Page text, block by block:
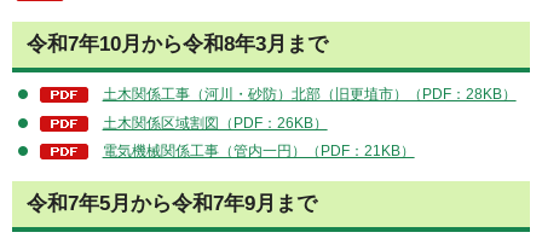
令和7年10月から令和8年3月まで
土木関係工事（河川・砂防）北部（旧更埴市）（PDF：28KB）
土木関係区域割図（PDF：26KB）
電気機械関係工事（管内一円）（PDF：21KB）
令和7年5月から令和7年9月まで